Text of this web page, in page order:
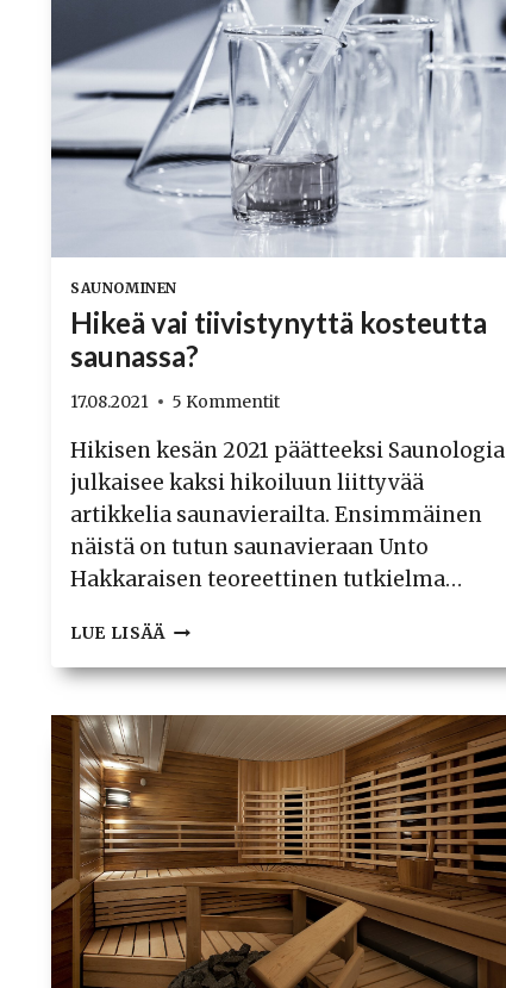
SAUNOMINEN
Hikeä vai tiivistynyttä kosteutta
saunassa?
17.08.2021 5 Kommentit
Hikisen kesän 2021 päätteeksi Saunologia
julkaisee kaksi hikoiluun liittyvää
artikkelia saunavierailta. Ensimmäinen
näistä on tutun saunavieraan Unto
Hakkaraisen teoreettinen tutkielma…
LUE LISÄÄ HIKEÄ
TIIVISTYNYTTÄ
SAUNASSA?